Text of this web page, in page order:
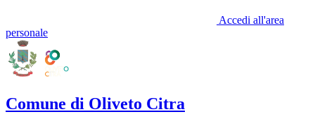
Accedi all'area
personale
Comune di Oliveto Citra